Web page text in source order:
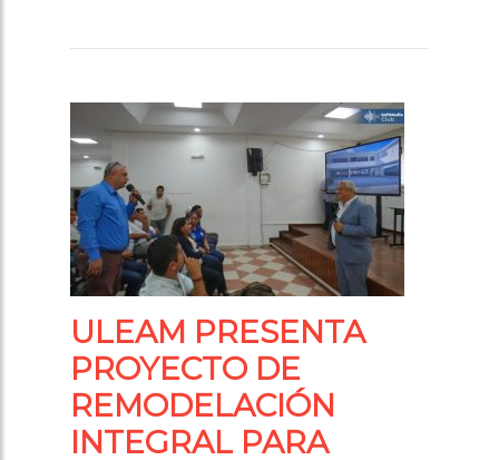
ULEAM PRESENTA
PROYECTO DE
REMODELACIÓN
INTEGRAL PARA